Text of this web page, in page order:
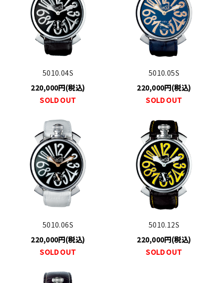
5010.04S
220,000円(税込)
SOLD OUT
5010.05S
220,000円(税込)
SOLD OUT
5010.06S
220,000円(税込)
SOLD OUT
5010.12S
220,000円(税込)
SOLD OUT